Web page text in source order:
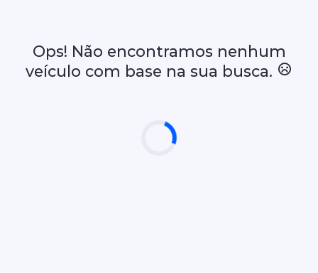
Ops! Não encontramos nenhum
veículo com base na sua busca.